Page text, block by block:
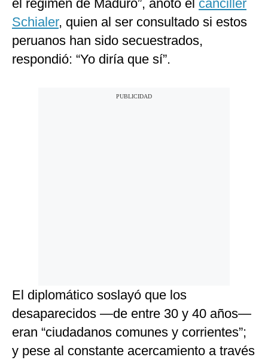
el régimen de Maduro”, anotó el canciller
Schialer, quien al ser consultado si estos
peruanos han sido secuestrados,
respondió: “Yo diría que sí”.
El diplomático soslayó que los
desaparecidos —de entre 30 y 40 años—
eran “ciudadanos comunes y corrientes”;
y pese al constante acercamiento a través